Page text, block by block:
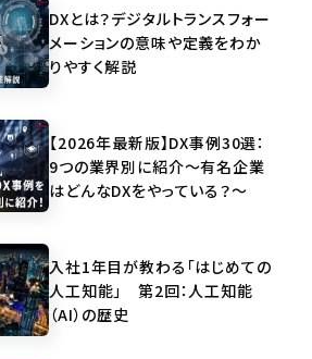
DXとは？デジタルトランスフォー
メーションの意味や定義をわか
りやすく解説
【2026年最新版】DX事例30選：
9つの業界別に紹介～有名企業
はどんなDXをやっている？～
入社1年目が教わる「はじめての
人工知能」 第2回：人工知能
（AI）の歴史